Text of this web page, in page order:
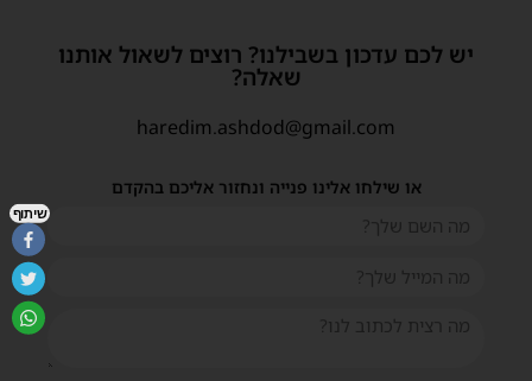
יש לכם עדכון בשבילנו? רוצים לשאול אותנו
שאלה?
haredim.ashdod@gmail.com
או שילחו אלינו פנייה ונחזור אליכם בהקדם
שיתוף